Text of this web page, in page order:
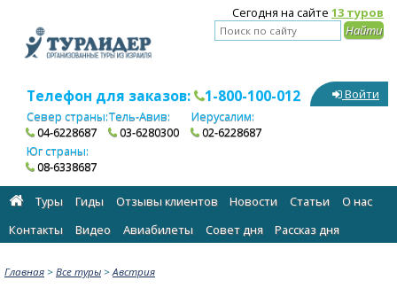
Сегодня на сайте 13 туров
Телефон для заказов: 1-800-100-012
Север страны:
04-6228687
Тель-Авив:
03-6280300
Иерусалим:
02-6228687
Юг страны:
08-6338687
Войти
Туры Гиды Отзывы клиентов Новости Статьи
О нас
Контакты
Видео Авиабилеты Cовет дня Рассказ дня
Главная > Все туры > Австрия